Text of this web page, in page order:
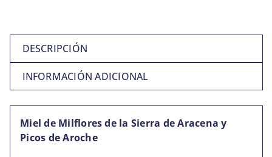
DESCRIPCIÓN
INFORMACIÓN ADICIONAL
Miel de Milflores de la Sierra de Aracena y
Picos de Aroche